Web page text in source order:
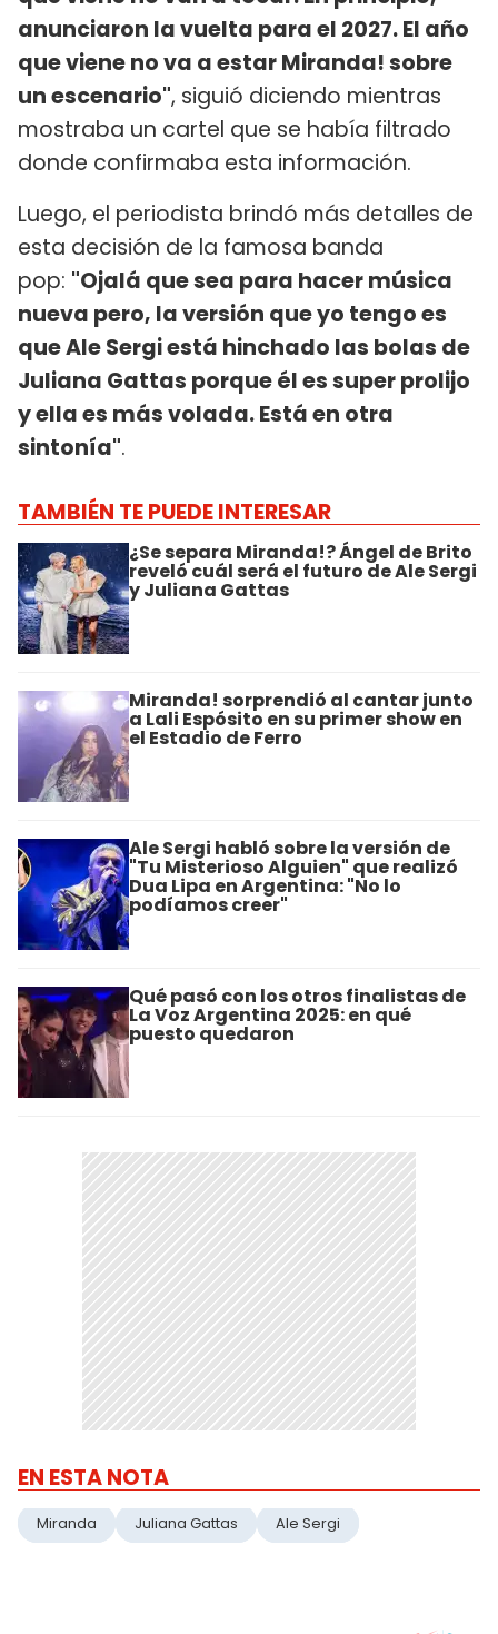
anunciaron la vuelta para el 2027. El año
que viene no va a estar Miranda! sobre
un escenario", siguió diciendo mientras
mostraba un cartel que se había filtrado
donde confirmaba esta información.
Luego, el periodista brindó más detalles de
esta decisión de la famosa banda
pop: "Ojalá que sea para hacer música
nueva pero, la versión que yo tengo es
que Ale Sergi está hinchado las bolas de
Juliana Gattas porque él es super prolijo
y ella es más volada. Está en otra
sintonía".
TAMBIÉN TE PUEDE INTERESAR
¿Se separa Miranda!? Ángel de Brito
reveló cuál será el futuro de Ale Sergi
y Juliana Gattas
Miranda! sorprendió al cantar junto
a Lali Espósito en su primer show en
el Estadio de Ferro
Ale Sergi habló sobre la versión de
"Tu Misterioso Alguien" que realizó
Dua Lipa en Argentina: "No lo
podíamos creer"
Qué pasó con los otros finalistas de
La Voz Argentina 2025: en qué
puesto quedaron
EN ESTA NOTA
Miranda Juliana Gattas Ale Sergi